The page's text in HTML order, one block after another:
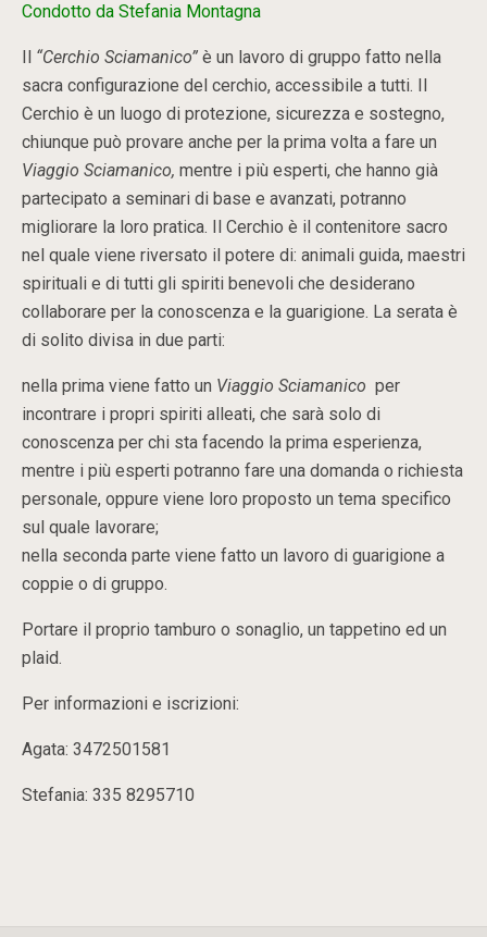
Condotto da Stefania Montagna
Il “Cerchio Sciamanico” è un lavoro di gruppo fatto nella
sacra configurazione del cerchio, accessibile a tutti. Il
Cerchio è un luogo di protezione, sicurezza e sostegno,
chiunque può provare anche per la prima volta a fare un
Viaggio Sciamanico, mentre i più esperti, che hanno già
partecipato a seminari di base e avanzati, potranno
migliorare la loro pratica. Il Cerchio è il contenitore sacro
nel quale viene riversato il potere di: animali guida, maestri
spirituali e di tutti gli spiriti benevoli che desiderano
collaborare per la conoscenza e la guarigione. La serata è
di solito divisa in due parti:
nella prima viene fatto un Viaggio Sciamanico per
incontrare i propri spiriti alleati, che sarà solo di
conoscenza per chi sta facendo la prima esperienza,
mentre i più esperti potranno fare una domanda o richiesta
personale, oppure viene loro proposto un tema specifico
sul quale lavorare;
nella seconda parte viene fatto un lavoro di guarigione a
coppie o di gruppo.
Portare il proprio tamburo o sonaglio, un tappetino ed un
plaid.
Per informazioni e iscrizioni:
Agata: 3472501581
Stefania: 335 8295710